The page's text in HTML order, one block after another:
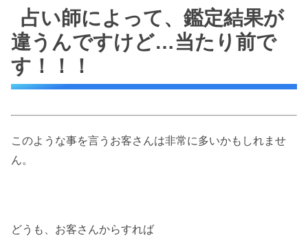
占い師によって、鑑定結果が
違うんですけど…当たり前で
す！！！
このような事を言うお客さんは非常に多いかもしれませ
ん。
どうも、お客さんからすれば